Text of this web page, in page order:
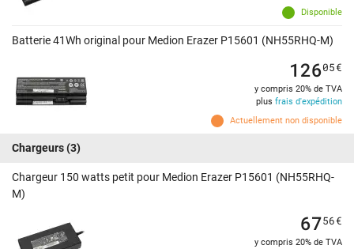
Disponible
Batterie 41Wh original pour Medion Erazer P15601 (NH55RHQ-M)
Actuellement non disponible
12605€
y compris 20% de TVA
plus frais d'expédition
Chargeurs(3)
Chargeur 150 watts petit pour Medion Erazer P15601 (NH55RHQ-
M)
6756€
y compris 20% de TVA